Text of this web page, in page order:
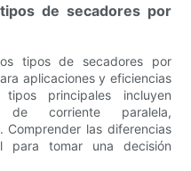
de secadores por
tipos de secadores por
aplicaciones y eficiencias
principales incluyen
de corriente paralela,
las diferencias
para tomar una decisión